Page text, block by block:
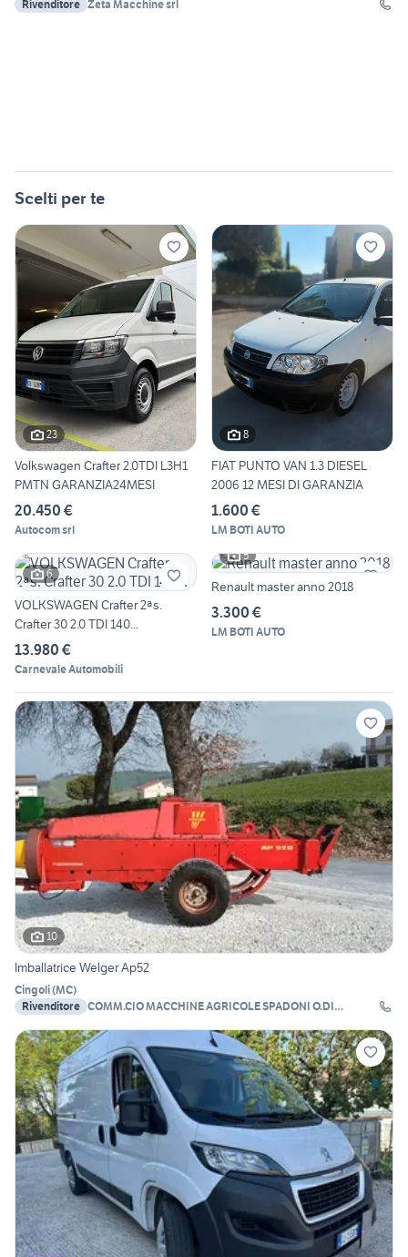
Rivenditore Zeta Macchine srl
Scelti per te
23
Volkswagen Crafter 2.0TDI L3H1
PMTN GARANZIA24MESI
20.450 €
Autocom srl
8
FIAT PUNTO VAN 1.3 DIESEL
2006 12 MESI DI GARANZIA
1.600 €
LM BOTI AUTO
6
VOLKSWAGEN Crafter 2ªs.
Crafter 30 2.0 TDI 140...
13.980 €
Carnevale Automobili
5
Renault master anno 2018
3.300 €
LM BOTI AUTO
10
Imballatrice Welger Ap52
Cingoli(MC)
Rivenditore COMM.CIO MACCHINE AGRICOLE SPADONI O.DI